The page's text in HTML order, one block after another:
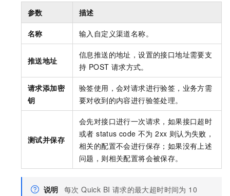
参数 描述
名称 输入自定义渠道名称。
推送地址
信息推送的地址，设置的接口地址需要支
持 POST 请求方式。
请求添加密
钥
验签使用，会对请求进行验签，业务方需
要对收到的内容进行验签处理。
测试并保存
会先对接口进行一次请求，如果接口超时
或者 status code 不为 2xx 则认为失败，
相关的配置不会进行保存；如果没有上述
问题，则相关配置将会被保存。
说明 每次 Quick BI 请求的最大超时时间为 10